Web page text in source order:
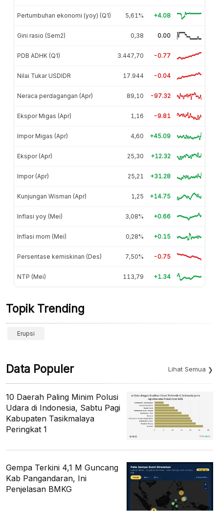
Pertumbuhan ekonomi (yoy) (Q1) 5,61% +4.08
Gini rasio (Sem2) 0,38 0.00
PDB ADHK (Q1) 3.447,70 -0.77
Nilai Tukar USDIDR 17.944 -0.04
Neraca perdagangan (Apr) 89,10 -97.32
Ekspor Migas (Apr) 1,16 -9.81
Impor Migas (Apr) 4,60 +45.09
Ekspor (Apr) 25,30 +12.32
Impor (Apr) 25,21 +31.28
Kunjungan Wisman (Apr) 1,25 +14.75
Inflasi yoy (Mei) 3,08% +0.66
Inflasi mom (Mei) 0,28% +0.15
Persentase kemiskinan (Des) 7,50% -0.75
NTP (Mei) 113,79 +1.34
Topik Trending
Erupsi
Data Populer Lihat Semua
10 Daerah Paling Minim Polusi
Udara di Indonesia, Sabtu Pagi
Kabupaten Tasikmalaya
Peringkat 1
Gempa Terkini 4,1 M Guncang
Kab Pangandaran, Ini
Penjelasan BMKG